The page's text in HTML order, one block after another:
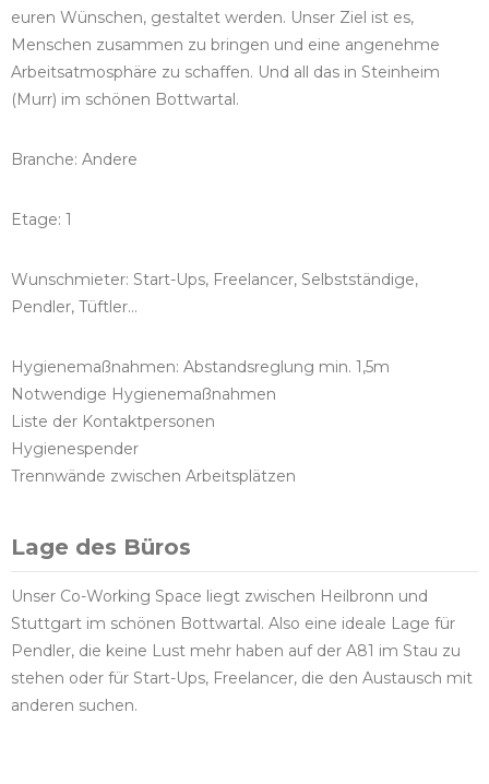
euren Wünschen, gestaltet werden. Unser Ziel ist es,
Menschen zusammen zu bringen und eine angenehme
Arbeitsatmosphäre zu schaffen. Und all das in Steinheim
(Murr) im schönen Bottwartal.
Branche: Andere
Etage: 1
Wunschmieter: Start-Ups, Freelancer, Selbstständige,
Pendler, Tüftler...
Hygienemaßnahmen: Abstandsreglung min. 1,5m
Notwendige Hygienemaßnahmen
Liste der Kontaktpersonen
Hygienespender
Trennwände zwischen Arbeitsplätzen
Lage des Büros
Unser Co-Working Space liegt zwischen Heilbronn und
Stuttgart im schönen Bottwartal. Also eine ideale Lage für
Pendler, die keine Lust mehr haben auf der A81 im Stau zu
stehen oder für Start-Ups, Freelancer, die den Austausch mit
anderen suchen.